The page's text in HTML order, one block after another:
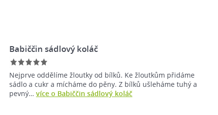
Babiččin sádlový koláč
Nejprve oddělíme žloutky od bílků. Ke žloutkům přidáme
sádlo a cukr a mícháme do pěny. Z bílků ušleháme tuhý a
pevný… více o Babiččin sádlový koláč